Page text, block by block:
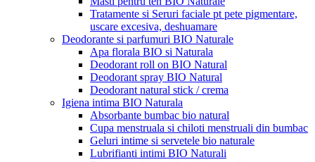
Tratamente si Seruri faciale pt pete pigmentare,
uscare excesiva, deshuamare
Deodorante si parfumuri BIO Naturale
Apa florala BIO si Naturala
Deodorant roll on BIO Natural
Deodorant spray BIO Natural
Deodorant natural stick / crema
Igiena intima BIO Naturala
Absorbante bumbac bio natural
Cupa menstruala si chiloti menstruali din bumbac
Geluri intime si servetele bio naturale
Lubrifianti intimi BIO Naturali